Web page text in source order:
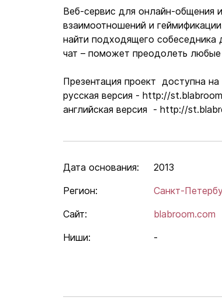
Веб-сервис для онлайн-общения
взаимоотношений и
найти подходящего собеседника
чат – поможет преодолеть
Презентация проект доступна на
русская версия - http://
английская версия - http://
Дата основания:
2013
Регион:
Санкт-
Сайт:
blabroom.com
Ниши:
-